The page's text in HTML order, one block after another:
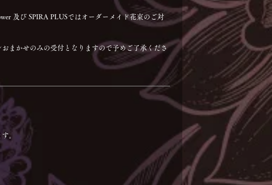
及び SPIRA PLUSではオーダーメイド花束のご対
まかせのみの受付となりますので予めご了承くださ
。